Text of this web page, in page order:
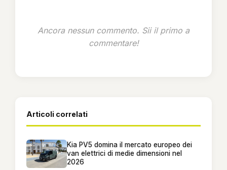
Ancora nessun commento. Sii il primo a
commentare!
Articoli correlati
Kia PV5 domina il mercato europeo dei
van elettrici di medie dimensioni nel
2026